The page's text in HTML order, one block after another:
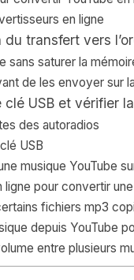
en ligne
transfert vers
sans saturer la
de les envoyer sur
USB et vérifier
des autoradios
USB
musique YouTube
pour convertir
fichiers mp3
depuis YouTube
entre plusieurs